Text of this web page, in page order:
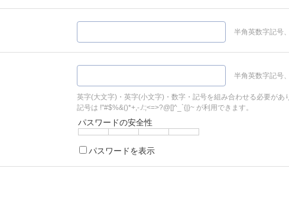
半角英数字記号
半角英数字記号
英字(大文字)・英字(小文字)・数字・記号を組み合わせる必要があ
記号は !"#$%&()*+,-./:;<=>?@[]^_`{|}~ が利用できます。
パスワードの安全性
パスワードを表示